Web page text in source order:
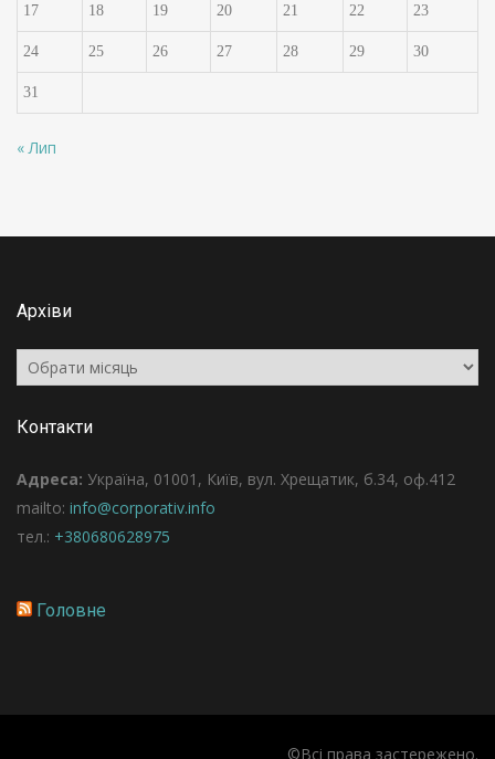
17 18 19 20 21 22 23
24 25 26 27 28 29 30
31
« Лип
Архіви
Архіви
Контакти
Адреса: Україна, 01001, Київ, вул. Хрещатик, б.34, оф.412
mailto: info@corporativ.info
тел.: +380680628975
Головне
©Всі права застережено.